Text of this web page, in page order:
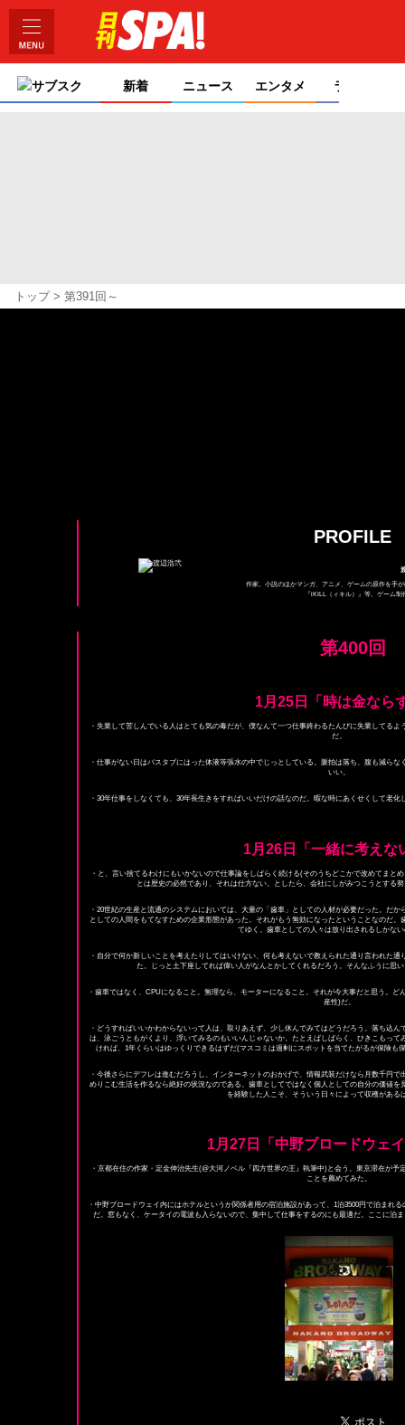
サブスク 新着 ニュース エンタメ ライフ
トップ 第391回～
PROFILE
作家。小説のほかマンガ、アニメ、ゲームの原作を手
『iKILL（ィキル）』等。ゲーム
第400回
1月25日「時は金なら
・失業して苦しんでいる人はとても気の毒だが、僕なんて一つ仕事終わるたんびに失業してる
だ。
・仕事がない日はバスタブにはった体液等張水の中でじっとしている。脈拍は落ち、腹も減ら
いい。
・30年仕事をしなくても、30年長生きをすればいいだけの話なのだ。暇な時にあくせくして老
1月26日「一緒に考えな
・と、言い捨てるわけにもいかないので仕事論をしばらく続ける(そのうちどこかで改めてまと
とは歴史の必然であり、それは仕方ない。としたら、会社にしがみつこうとする
・20世紀の生産と流通のシステムにおいては、大量の「歯車」としての人材が必要だった。だ
としての人間をもてなすための企業形態があった。それがもう無効になったということなのだ
てゆく。歯車としての人々は放り出されるしかな
・自分で何か新しいことを考えたりしてはいけない、何も考えないで教えられた通り言われた
た。じっと土下座してれば偉い人がなんとかしてくれるだろう。そんなふうに思
・歯車ではなく、CPUになること。無理なら、モーターになること。それが今大事だと思う。
産性)だ。
・どうすればいいかわからないって人は、取りあえず、少し休んでみてはどうだろう。落ち込
は、泳ごうともがくより、浮いてみるのもいいんじゃないか。たとえばしばらく、ひきこもっ
ければ、1年くらいはゆっくりできるはずだ(マスコミは過剰にスポットを当てたがるが保険も
・今後さらにデフレは進むだろうし、インターネットのおかげで、情報武装だけなら月数千円
めりこむ生活を作るなら絶好の状況なのである。歯車としてではなく個人としての自分の価値
を経験した人こそ、そういう日々によって収穫がある
1月27日「中野ブロードウェ
・京都在住の作家・定金伸治先生(@大河ノベル『四方世界の王』執筆中)と会う。東京滞在が
ことを薦めてみた。
・中野ブロードウェイ内にはホテルというか関係者用の宿泊施設があって、1泊3500円で泊まれ
だ。窓もなく、ケータイの電波も入らないので、集中して仕事をするのにも最適だ。ここに泊